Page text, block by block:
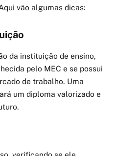
vão algumas dicas:
da instituição de ensino,
pelo MEC e se possui
de trabalho. Uma
um diploma valorizado e